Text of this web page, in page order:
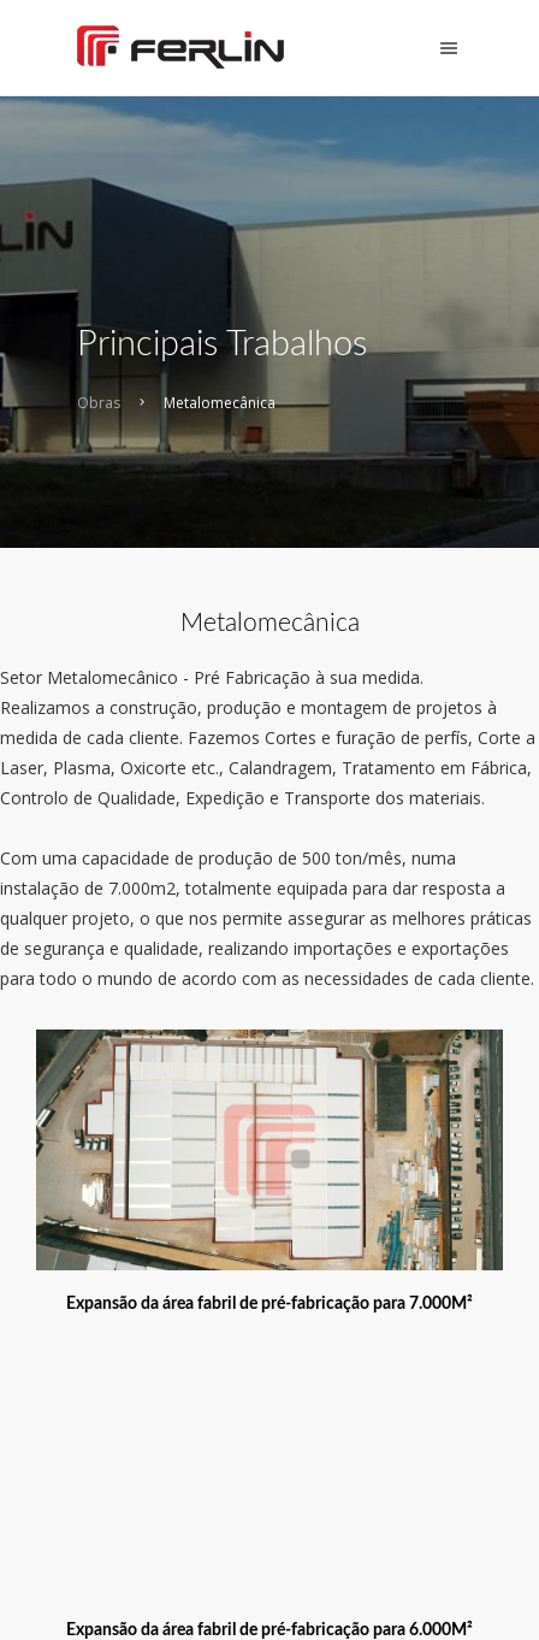
Principais Trabalhos
Obras Metalomecânica
Metalomecânica
Setor Metalomecânico - Pré Fabricação à sua medida.
Realizamos a construção, produção e montagem de projetos à
medida de cada cliente. Fazemos Cortes e furação de perfís, Corte a
Laser, Plasma, Oxicorte etc., Calandragem, Tratamento em Fábrica,
Controlo de Qualidade, Expedição e Transporte dos materiais.
Com uma capacidade de produção de 500 ton/mês, numa
instalação de 7.000m2, totalmente equipada para dar resposta a
qualquer projeto, o que nos permite assegurar as melhores práticas
de segurança e qualidade, realizando importações e exportações
para todo o mundo de acordo com as necessidades de cada cliente.
Expansão da área fabril de pré-fabricação para 7.000M²
Expansão da área fabril de pré-fabricação para 6.000M²